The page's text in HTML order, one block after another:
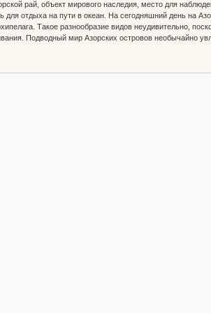
рай, объект мирового наследия, место для
отдыха на пути в океан. На сегодняшний день на
Такое разнообразие видов неудивительно,
Подводный мир Азорских островов необычайно